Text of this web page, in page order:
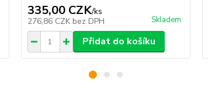
335,00 CZK/ks
276,86 CZK bez DPH Skladem
Přidat do košíku